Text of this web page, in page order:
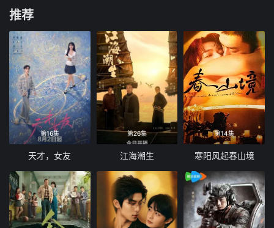
推荐
第16集
天才，女友
第26集
江海潮生
第14集
寒阳风起春山境